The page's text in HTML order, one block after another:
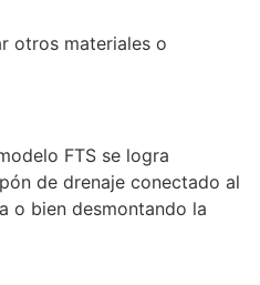
otros materiales o
FTS se logra
de drenaje conectado al
o bien desmontando la